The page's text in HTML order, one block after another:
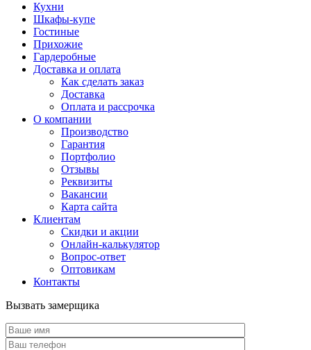
Кухни
Шкафы-купе
Гостиные
Прихожие
Гардеробные
Доставка и оплата
Как сделать заказ
Доставка
Оплата и рассрочка
О компании
Производство
Гарантия
Портфолио
Отзывы
Реквизиты
Вакансии
Карта сайта
Клиентам
Скидки и акции
Онлайн-калькулятор
Вопрос-ответ
Оптовикам
Контакты
Вызвать замерщика